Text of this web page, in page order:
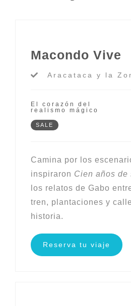
Macondo Vive
Aracataca y la
El corazón del
realismo mágico
SALE
Camina por los
inspiraron Cien años de
los relatos de Gabo
tren, plantaciones y
historia.
Reserva tu viaje